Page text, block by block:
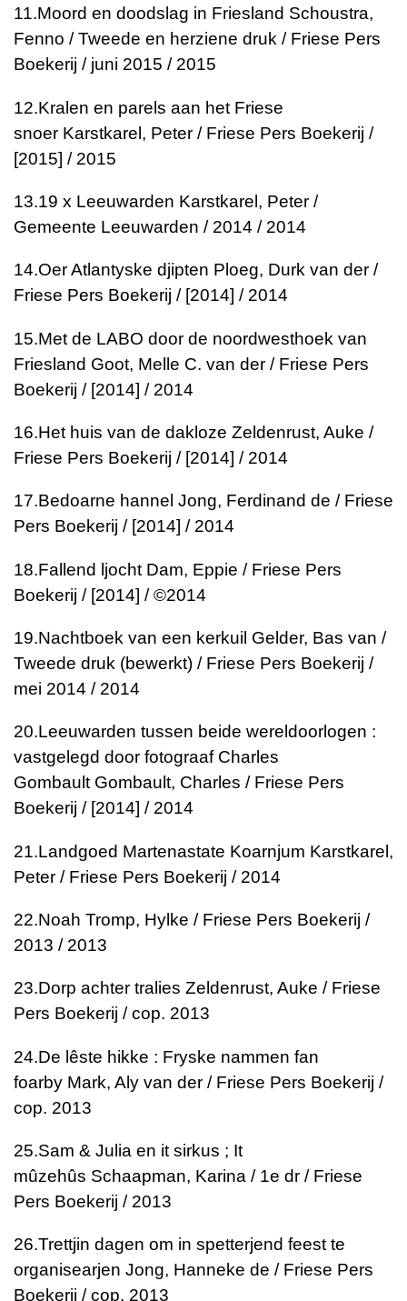
11.Moord en doodslag in Friesland Schoustra,
Fenno / Tweede en herziene druk / Friese Pers
Boekerij / juni 2015 / 2015
12.Kralen en parels aan het Friese
snoer Karstkarel, Peter / Friese Pers Boekerij /
[2015] / 2015
13.19 x Leeuwarden Karstkarel, Peter /
Gemeente Leeuwarden / 2014 / 2014
14.Oer Atlantyske djipten Ploeg, Durk van der /
Friese Pers Boekerij / [2014] / 2014
15.Met de LABO door de noordwesthoek van
Friesland Goot, Melle C. van der / Friese Pers
Boekerij / [2014] / 2014
16.Het huis van de dakloze Zeldenrust, Auke /
Friese Pers Boekerij / [2014] / 2014
17.Bedoarne hannel Jong, Ferdinand de / Friese
Pers Boekerij / [2014] / 2014
18.Fallend ljocht Dam, Eppie / Friese Pers
Boekerij / [2014] / ©2014
19.Nachtboek van een kerkuil Gelder, Bas van /
Tweede druk (bewerkt) / Friese Pers Boekerij /
mei 2014 / 2014
20.Leeuwarden tussen beide wereldoorlogen :
vastgelegd door fotograaf Charles
Gombault Gombault, Charles / Friese Pers
Boekerij / [2014] / 2014
21.Landgoed Martenastate Koarnjum Karstkarel,
Peter / Friese Pers Boekerij / 2014
22.Noah Tromp, Hylke / Friese Pers Boekerij /
2013 / 2013
23.Dorp achter tralies Zeldenrust, Auke / Friese
Pers Boekerij / cop. 2013
24.De lêste hikke : Fryske nammen fan
foarby Mark, Aly van der / Friese Pers Boekerij /
cop. 2013
25.Sam & Julia en it sirkus ; It
mûzehûs Schaapman, Karina / 1e dr / Friese
Pers Boekerij / 2013
26.Trettjin dagen om in spetterjend feest te
organisearjen Jong, Hanneke de / Friese Pers
Boekerij / cop. 2013